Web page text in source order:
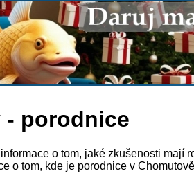
- porodnice
o tom, jaké zkušenosti mají
o tom, kde je porodnice v